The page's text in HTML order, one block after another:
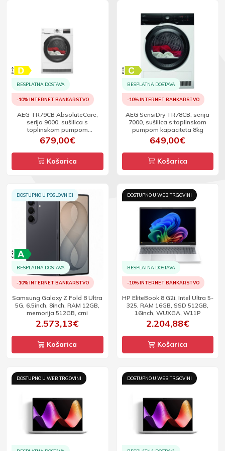
BESPLATNA DOSTAVA
-10% INTERNET BANKARSTVO
AEG TR79CB AbsoluteCare,
serija 9000, sušilica s
toplinskom pumpom
kapaciteta 8kg
679,00€
Košarica
BESPLATNA DOSTAVA
-10% INTERNET BANKARSTVO
AEG SensiDry TR78CB, serija
7000, sušilica s toplinskom
pumpom kapaciteta 8kg
649,00€
Košarica
DOSTUPNO U POSLOVNICI
BESPLATNA DOSTAVA
-10% INTERNET BANKARSTVO
Samsung Galaxy Z Fold 8 Ultra
5G, 6.5inch, 8inch, RAM 12GB,
memorija 512GB, crni
2.573,13€
Košarica
DOSTUPNO U WEB TRGOVINI
BESPLATNA DOSTAVA
-10% INTERNET BANKARSTVO
HP EliteBook 8 G2i, Intel Ultra 5-
325, RAM 16GB, SSD 512GB,
16inch, WUXGA, W11P
2.204,88€
Košarica
DOSTUPNO U WEB TRGOVINI DOSTUPNO U WEB TRGOVINI